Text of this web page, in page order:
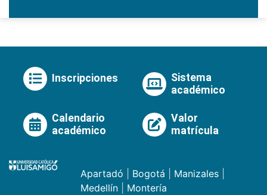
Inscripciones
Sistema
académico
Calendario
académico
Valor
matrícula
Apartadó Bogotá Manizales
Medellín
Montería